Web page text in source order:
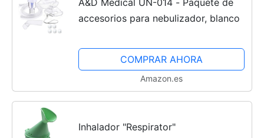
accesorios para nebulizador, blanco
COMPRAR AHORA
Amazon.es
Inhalador "Respirator"